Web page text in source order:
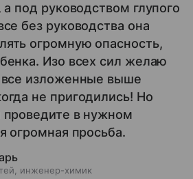
под руководством глупого
без руководства она
огромную опасность,
Изо всех сил желаю
изложенные выше
не пригодились! Но
проведите в нужном
огромная просьба.
инженер-химик